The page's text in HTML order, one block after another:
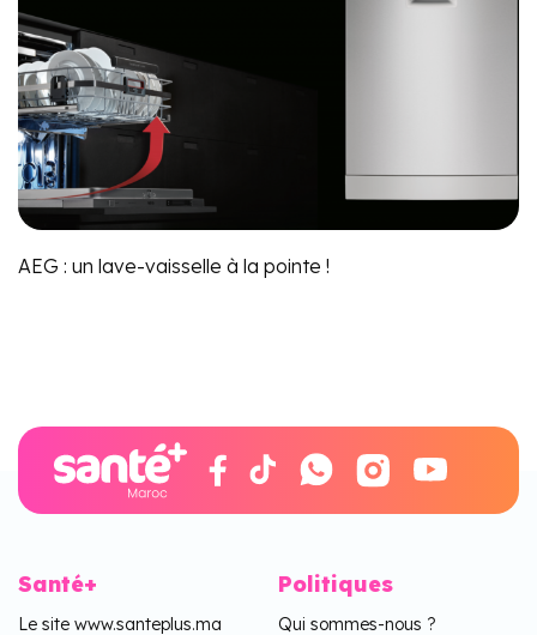
AEG : un lave-vaisselle à la pointe !
Santé+
Le site www.santeplus.ma
Politiques
Qui sommes-nous ?